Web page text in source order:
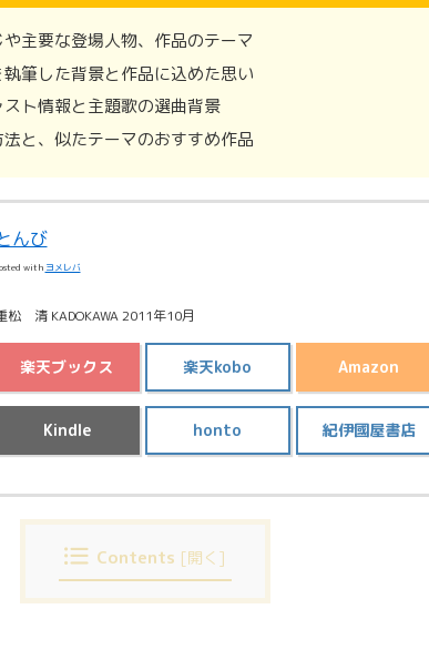
や主要な登場人物、作品のテーマ
筆した背景と作品に込めた思い
ト情報と主題歌の選曲背景
法と、似たテーマのおすすめ作品
んび
with ヨメレバ
松 清 KADOKAWA 2011年10月
楽天ブックス 楽天kobo Amazon
Kindle honto 紀伊國屋書店
Contents [開く ]